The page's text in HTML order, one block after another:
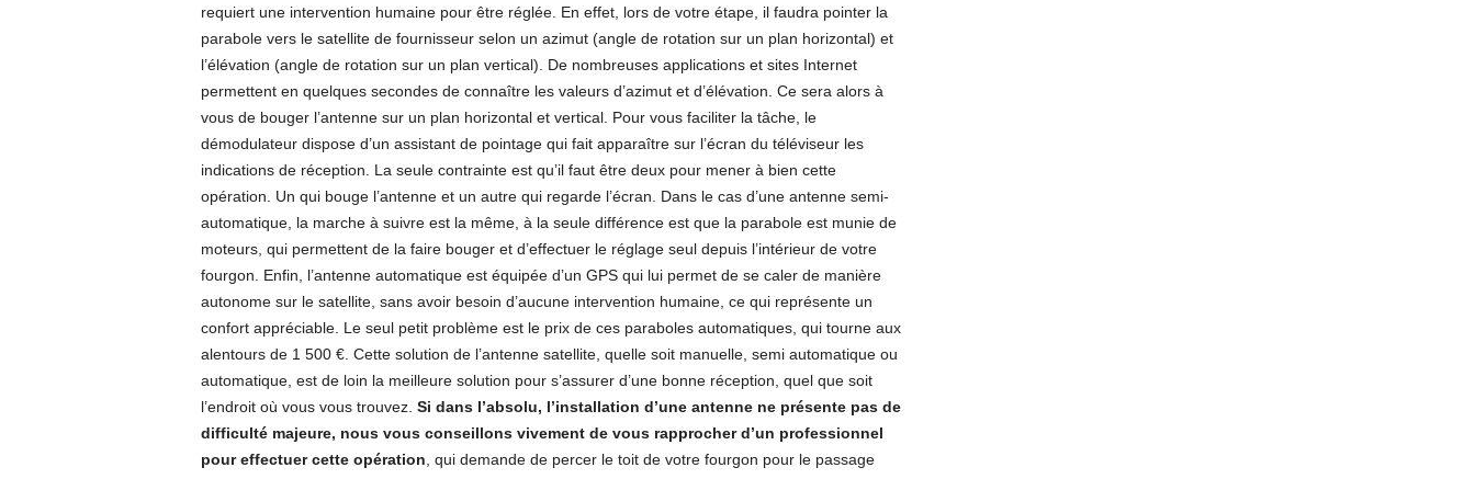
requiert une intervention humaine pour être réglée. En effet, lors de votre étape, il faudra pointer la
parabole vers le satellite de fournisseur selon un azimut (angle de rotation sur un plan horizontal) et
l’élévation (angle de rotation sur un plan vertical). De nombreuses applications et sites Internet
permettent en quelques secondes de connaître les valeurs d’azimut et d’élévation. Ce sera alors à
vous de bouger l’antenne sur un plan horizontal et vertical. Pour vous faciliter la tâche, le
démodulateur dispose d’un assistant de pointage qui fait apparaître sur l’écran du téléviseur les
indications de réception. La seule contrainte est qu’il faut être deux pour mener à bien cette
opération. Un qui bouge l’antenne et un autre qui regarde l’écran. Dans le cas d’une antenne semi-
automatique, la marche à suivre est la même, à la seule différence est que la parabole est munie de
moteurs, qui permettent de la faire bouger et d’effectuer le réglage seul depuis l’intérieur de votre
fourgon. Enfin, l’antenne automatique est équipée d’un GPS qui lui permet de se caler de manière
autonome sur le satellite, sans avoir besoin d’aucune intervention humaine, ce qui représente un
confort appréciable. Le seul petit problème est le prix de ces paraboles automatiques, qui tourne aux
alentours de 1 500 €. Cette solution de l’antenne satellite, quelle soit manuelle, semi automatique ou
automatique, est de loin la meilleure solution pour s’assurer d’une bonne réception, quel que soit
l’endroit où vous vous trouvez. Si dans l’absolu, l’installation d’une antenne ne présente pas de
difficulté majeure, nous vous conseillons vivement de vous rapprocher d’un professionnel
pour effectuer cette opération , qui demande de percer le toit de votre fourgon pour le passage